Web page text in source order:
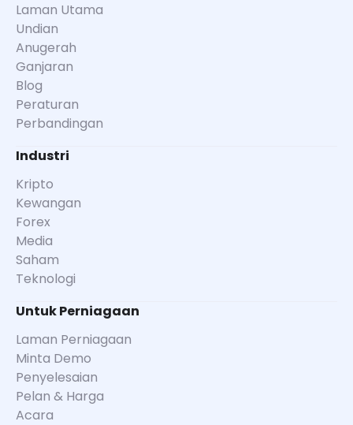
Laman Utama
Undian
Anugerah
Ganjaran
Blog
Peraturan
Perbandingan
Industri
Kripto
Kewangan
Forex
Media
Saham
Teknologi
Untuk Perniagaan
Laman Perniagaan
Minta Demo
Penyelesaian
Pelan & Harga
Acara